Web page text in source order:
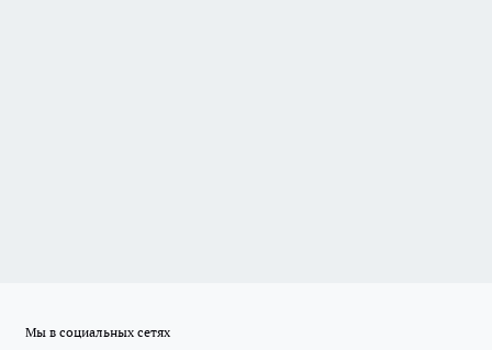
Мы в социальных сетях